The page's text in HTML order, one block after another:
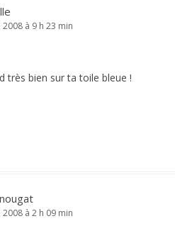
à 9 h 23 min
très bien sur ta toile bleue !
à 2 h 09 min